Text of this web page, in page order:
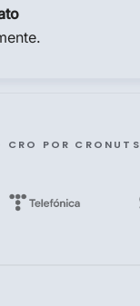
CRO POR CRONUTS